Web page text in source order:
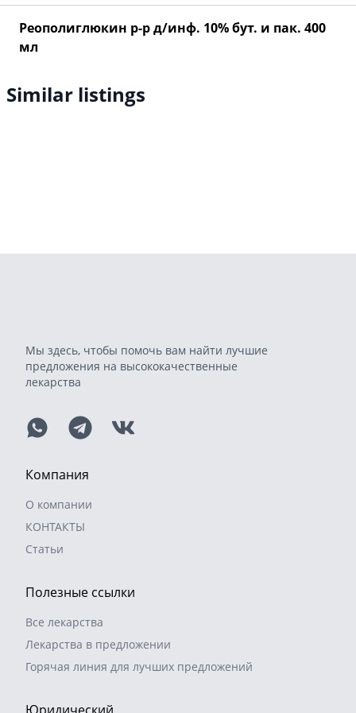
Реополиглюкин р-р д/инф. 10% бут. и пак. 400
мл
Similar listings
Мы здесь, чтобы помочь вам найти лучшие
предложения на высококачественные
лекарства
Компания
О компании
КОНТАКТЫ
Статьи
Полезные ссылки
Все лекарства
Лекарства в предложении
Горячая линия для лучших предложений